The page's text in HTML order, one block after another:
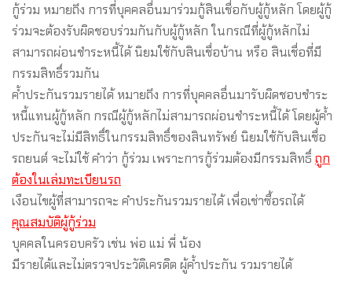
กู้ร่วม หมายถึง การที่บุคคลอื่นมาร่วมกู้สินเชื่อกับผู้กู้หลัก โดยผู้กู้
ร่วมจะต้องรับผิดชอบร่วมกันกับผู้กู้หลัก ในกรณีที่ผู้กู้หลักไม่
สามารถผ่อนชำระหนี้ได้ นิยมใช้กับสินเชื่อบ้าน หรือ สินเชื่อที่มี
กรรมสิทธิ์รวมกัน
ค้ำประกันรวมรายได้ หมายถึง การที่บุคคลอื่นมารับผิดชอบชำระ
หนี้แทนผู้กู้หลัก กรณีผู้กู้หลักไม่สามารถผ่อนชำระหนี้ได้ โดยผู้ค้ำ
ประกันจะไม่มีสิทธิ์ในกรรมสิทธิ์ของสินทรัพย์ นิยมใช้กับสินเชื่อ
รถยนต์ จะไม่ใช้ คำว่า กู้ร่วม เพราะการกู้ร่วมต้องมีกรรมสิทธิ์ ถูก
ต้องในเล่มทะเบียนรถ
เงือนไขผู้ที่สามารถจะ คำประกันรวมรายได้ เพื่อเช่าซื้อรถได้
คุณสมบัติผู้กู้ร่วม
บุคคลในครอบครัว เช่น พ่อ แม่ พี่ น้อง
มีรายได้และไม่ตรวจประวัติเครดิต ผู้ค้ำประกัน รวมรายได้